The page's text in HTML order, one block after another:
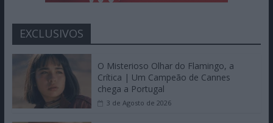
EXCLUSIVOS
O Misterioso Olhar do Flamingo, a
Crítica | Um Campeão de Cannes
chega a Portugal
3 de Agosto de 2026